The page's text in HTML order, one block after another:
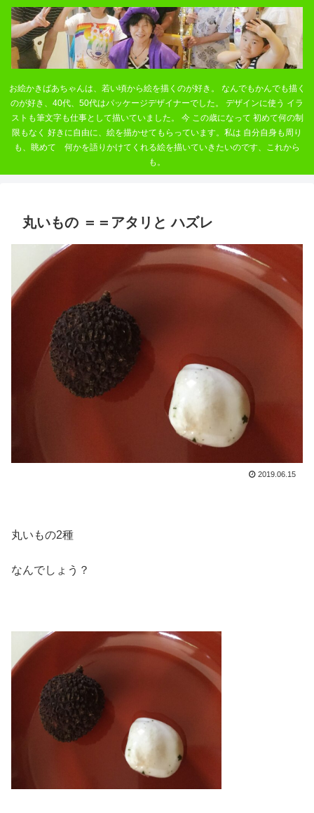
お絵かきばあちゃんは、若い頃から絵を描くのが好き。 なんでもかんでも描く
のが好き、40代、50代はパッケージデザイナーでした。 デザインに使う イラ
ストも筆文字も仕事として描いていました。 今 この歳になって 初めて何の制
限もなく 好きに自由に、絵を描かせてもらっています。私は 自分自身も周り
も、眺めて 何かを語りかけてくれる絵を描いていきたいのです、これから
も。
丸いもの ＝＝アタリと ハズレ
2019.06.15
丸いもの2種
なんでしょう？